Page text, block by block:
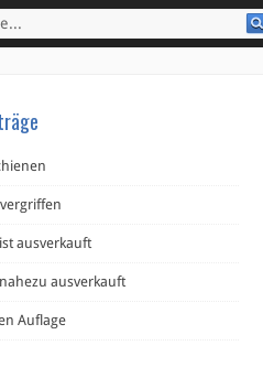
ausverkauft
ausverkauft
Auflage